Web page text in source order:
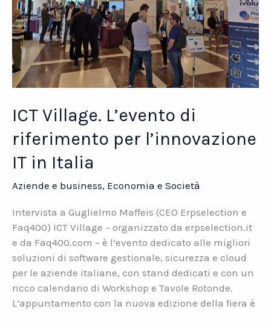
ICT Village. L’evento di
riferimento per l’innovazione
IT in Italia
Aziende e business, Economia e Società
Intervista a Guglielmo Maffeis (CEO Erpselection e
Faq400) ICT Village – organizzato da erpselection.it
e da Faq400.com – è l’evento dedicato alle migliori
soluzioni di software gestionale, sicurezza e cloud
per le aziende italiane, con stand dedicati e con un
ricco calendario di Workshop e Tavole Rotonde.
L’appuntamento con la nuova edizione della fiera è